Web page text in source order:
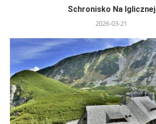
Schronisko Na Iglicznej
2026-03-21